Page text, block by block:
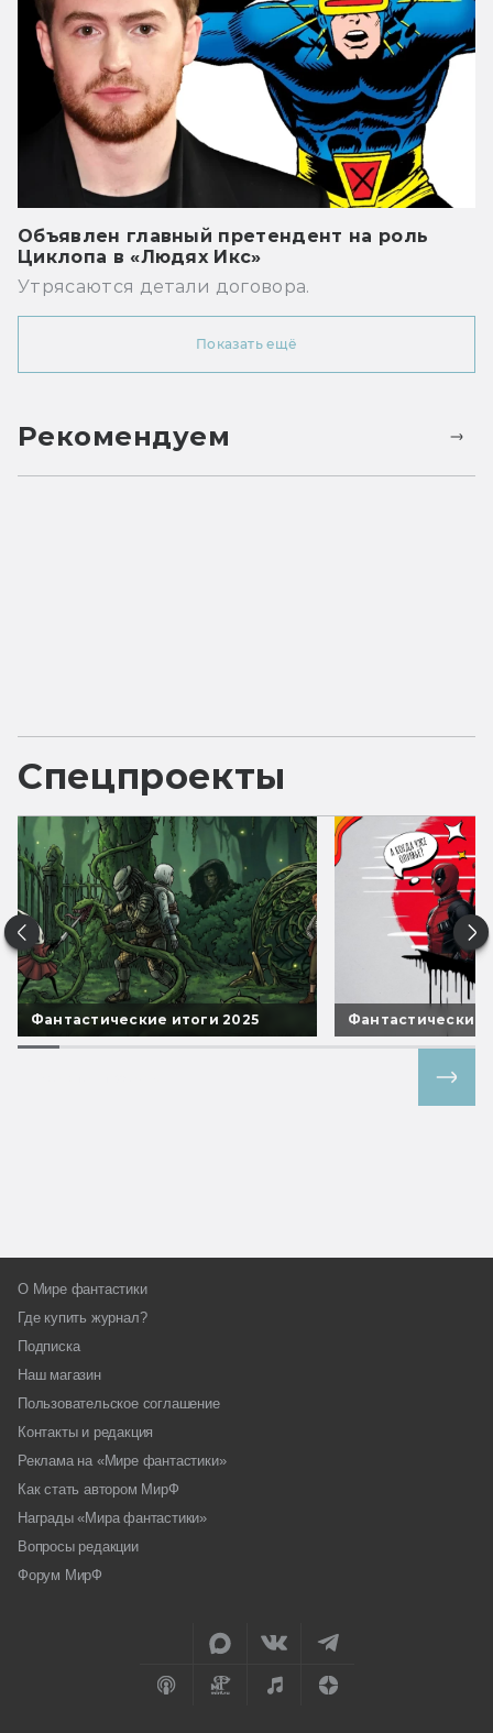
Объявлен главный претендент на роль
Циклопа в «Людях Икс»
Утрясаются детали договора.
Показать ещё
Рекомендуем
Спецпроекты
Фантастические итоги 2025 Фантастические
О Мире фантастики
Где купить журнал?
Подписка
Наш магазин
Пользовательское соглашение
Контакты и редакция
Реклама на «Мире фантастики»
Как стать автором МирФ
Награды «Мира фантастики»
Вопросы редакции
Форум МирФ